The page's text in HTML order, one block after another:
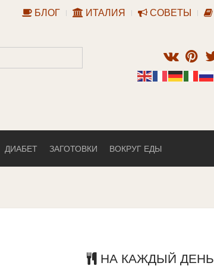
БЛОГ ИТАЛИЯ СОВЕТЫ
ДИАБЕТ ЗАГОТОВКИ ВОКРУГ ЕДЫ
НА КАЖДЫЙ ДЕНЬ